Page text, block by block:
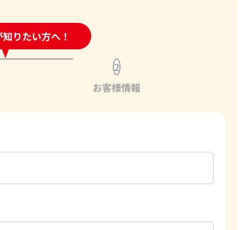
りたい方へ！
い合わせフォーム
2
お客様情報